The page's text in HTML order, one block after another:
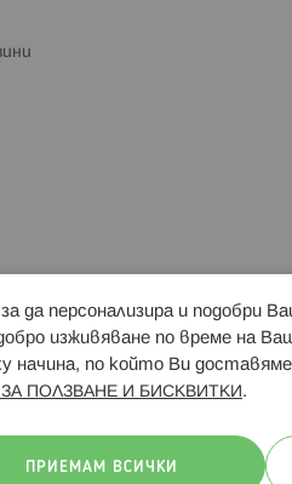
Свързани сайтове:
да персонализира и
изживяване по време на
начина, по който Ви
ПОЛЗВАНЕ И БИСКВИТКИ .
ПРИЕМАМ ВСИЧКИ